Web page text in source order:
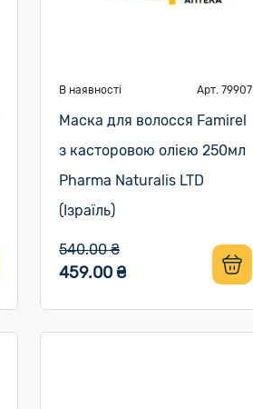
В наявності Арт. 79907
Маска для волосся Famirel
з касторовою олією 250мл
Pharma Naturalis LTD
(Ізраїль)
540.00 ₴
459.00 ₴